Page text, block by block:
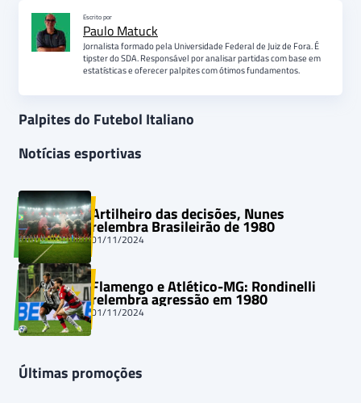
Escrito por
Paulo Matuck
Jornalista formado pela Universidade Federal de Juiz de Fora. É
tipster do SDA. Responsável por analisar partidas com base em
estatísticas e oferecer palpites com ótimos fundamentos.
Palpites do Futebol Italiano
Notícias esportivas
Artilheiro das decisões, Nunes
relembra Brasileirão de 1980
01/11/2024
Flamengo e Atlético-MG: Rondinelli
relembra agressão em 1980
01/11/2024
Últimas promoções